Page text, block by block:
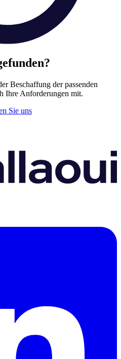
Beschaffung der passenden
Ihre Anforderungen mit.
Sie uns